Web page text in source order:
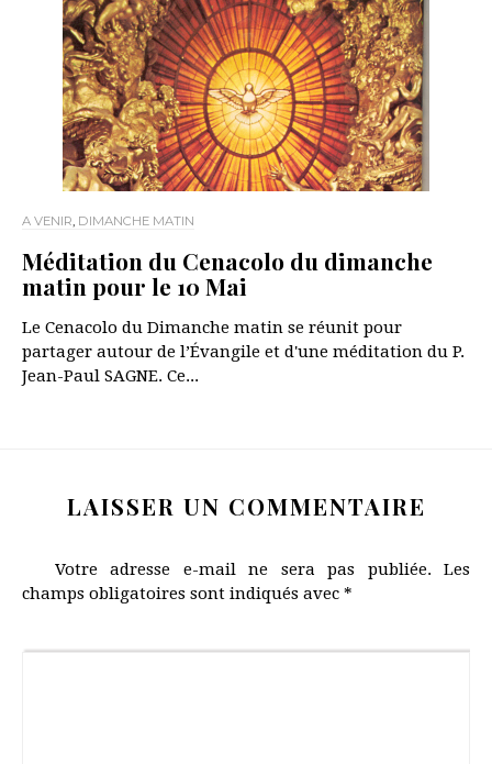
A VENIR, DIMANCHE MATIN
Méditation du Cenacolo du dimanche
matin pour le 10 Mai
Le Cenacolo du Dimanche matin se réunit pour
partager autour de l’Évangile et d'une méditation du P.
Jean-Paul SAGNE. Ce...
LAISSER UN COMMENTAIRE
Votre adresse e-mail ne sera pas publiée.
Les
champs obligatoires sont indiqués avec *